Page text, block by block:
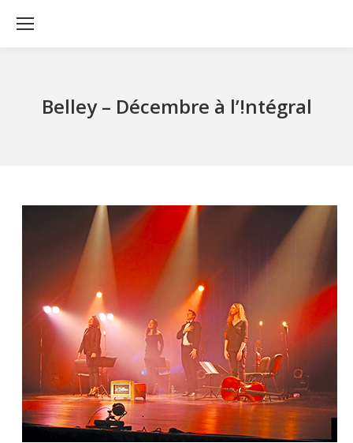
Belley – Décembre à l’!ntégral